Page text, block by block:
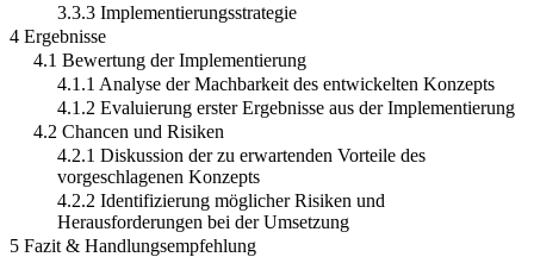
3.3.3 Implementierungsstrategie
4 Ergebnisse
4.1 Bewertung der Implementierung
4.1.1 Analyse der Machbarkeit des entwickelten Konzepts
4.1.2 Evaluierung erster Ergebnisse aus der Implementierung
4.2 Chancen und Risiken
4.2.1 Diskussion der zu erwartenden Vorteile des
vorgeschlagenen Konzepts
4.2.2 Identifizierung möglicher Risiken und
Herausforderungen bei der Umsetzung
5 Fazit & Handlungsempfehlung